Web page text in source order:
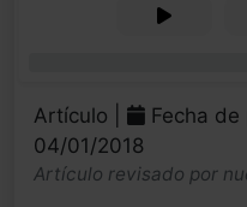
Artículo |
Fecha
04/01/2018
Artículo revisado por